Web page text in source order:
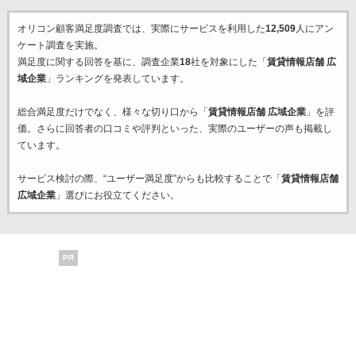
オリコン顧客満足度調査では、実際にサービスを利用した12,509人にアン
ケート調査を実施。
満足度に関する回答を基に、調査企業18社を対象にした「 賃貸情報店舗 広
域企業」ランキングを発表しています。
総合満足度だけでなく、様々な切り口から「 賃貸情報店舗 広域企業」を評
価。さらに回答者の口コミや評判といった、実際のユーザーの声も掲載し
ています。
サービス検討の際、“ユーザー満足度”からも比較することで「 賃貸情報店舗
広域企業」選びにお役立てください。
PR